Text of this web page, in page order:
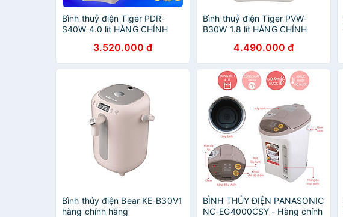
Bình thuỷ điện Tiger PDR-
S40W 4.0 lít HÀNG CHÍNH
3.520.000 đ
Bình thuỷ điện Tiger PVW-
B30W 1.8 lít HÀNG CHÍNH
4.490.000 đ
Bình thủy điện Bear KE-B30V1
hàng chính hãng
BÌNH THỦY ĐIỆN PANASONIC
NC-EG4000CSY - Hàng chính